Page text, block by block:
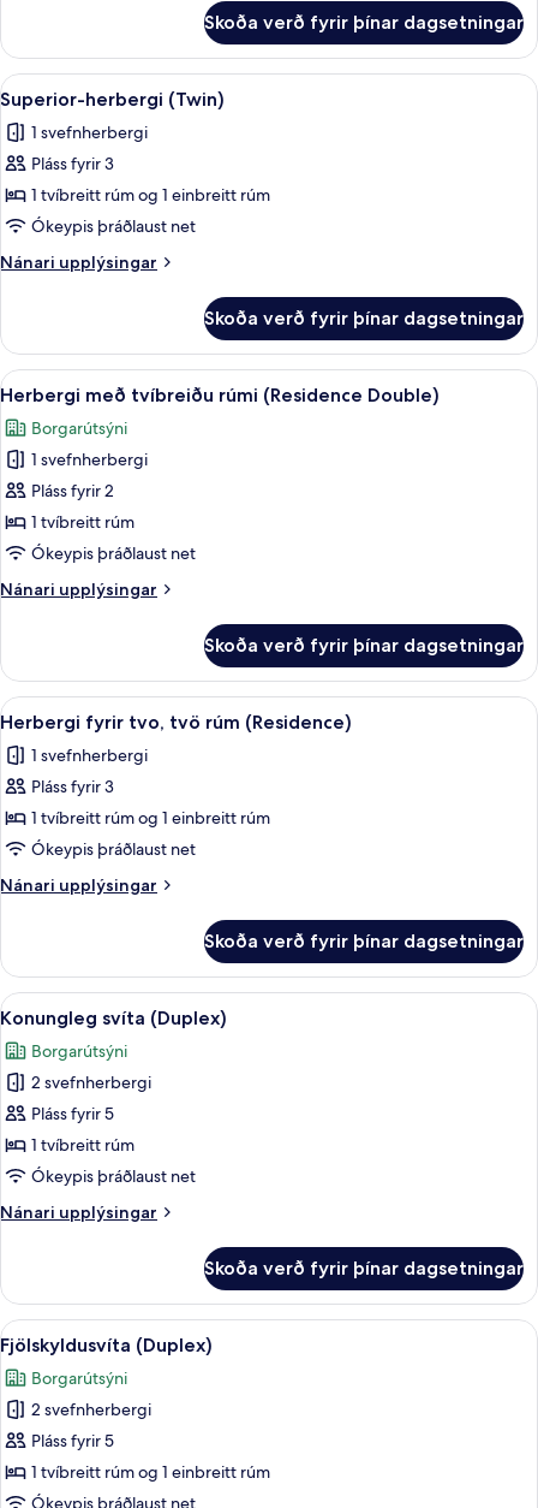
herbergi
Skoða verð fyrir þínar dagsetningar
Skoða
allar
myndir
fyrir
Superior-
herbergi
(Twin)
1 svefnherbergi, rúmföt af bestu
4
Superior-herbergi (Twin)
1 svefnherbergi
Pláss fyrir 3
1 tvíbreitt rúm og 1 einbreitt rúm
Ókeypis þráðlaust net
Nánari upplýsingar
Nánari
herbergi
(Twin)
Skoða verð fyrir þínar dagsetningar
Skoða
allar
myndir
fyrir
Herbergi
með
tvíbreiðu
(Residence
Herbergi með tvíbreiðu rúmi
13
Herbergi með tvíbreiðu rúmi (Residence Double)
Borgarútsýni
1 svefnherbergi
Pláss fyrir 2
1 tvíbreitt rúm
Ókeypis þráðlaust net
Nánari upplýsingar
Nánari
með
tvíbreiðu
rúmi
(Residence
Double)
Skoða verð fyrir þínar dagsetningar
Skoða
allar
myndir
fyrir
Herbergi
fyrir
tvo,
tvö
(Residence)
1 svefnherbergi, rúmföt af bestu
10
Herbergi fyrir tvo, tvö rúm (Residence)
1 svefnherbergi
Pláss fyrir 3
1 tvíbreitt rúm og 1 einbreitt rúm
Ókeypis þráðlaust net
Nánari upplýsingar
Nánari
fyrir
tvo,
tvö
(Residence)
Skoða verð fyrir þínar dagsetningar
Skoða
allar
myndir
fyrir
Konungleg
svíta
(Duplex)
Konungleg svíta (Duplex) | 1
5
Konungleg svíta (Duplex)
Borgarútsýni
2 svefnherbergi
Pláss fyrir 5
1 tvíbreitt rúm
Ókeypis þráðlaust net
Nánari upplýsingar
Nánari
svíta
(Duplex)
Skoða verð fyrir þínar dagsetningar
Skoða
allar
myndir
fyrir
Fjölskyldusvíta
(Duplex)
Fjölskyldusvíta (Duplex) | 1
14
Fjölskyldusvíta (Duplex)
Borgarútsýni
2 svefnherbergi
Pláss fyrir 5
1 tvíbreitt rúm og 1 einbreitt rúm
Ókeypis þráðlaust net